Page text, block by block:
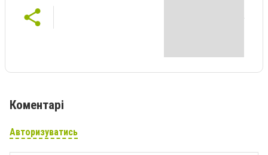
Коментарі
Авторизуватись